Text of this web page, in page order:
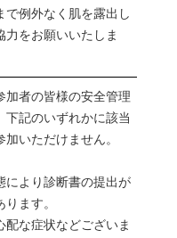
で例外なく肌を露出し
力をお願いいたしま
加者の皆様の安全管理
下記のいずれかに該当
いただけません。
により診断書の提出が
ます。
配な症状などございま